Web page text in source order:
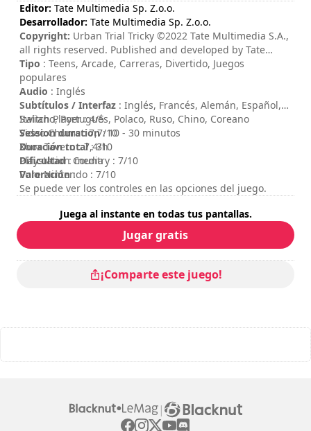
Editor: Tate Multimedia Sp. Z.o.o.
Desarrollador: Tate Multimedia Sp. Z.o.o.
Copyright: Urban Trial Tricky ©2022 Tate Multimedia S.A.,
all rights reserved. Published and developed by Tate
Multimedia S.A. Urban Trial Tricky is a registered
trademark of Tate Multimedia S.A.
Tipo : Teens, Arcade, Carreras, Divertido, Juegos
populares
Audio : Inglés
Subtítulos / Interfaz : Inglés, Francés, Alemán, Español,
Italiano, Portugués, Polaco, Ruso, Chino, Coreano
Session duration: 10 - 30 minutos
Duración total: 3h
Dificultad: media
Valoración:
Switch Player : 4/5
Video Chums : 7,7/10
Xbox Tavern : 7,4/10
Playstation Country : 7/10
Pure Nintendo : 7/10
Se puede ver los controles en las opciones del juego.
Juega al instante en todas tus pantallas.
Jugar gratis
¡Comparte este juego!
|